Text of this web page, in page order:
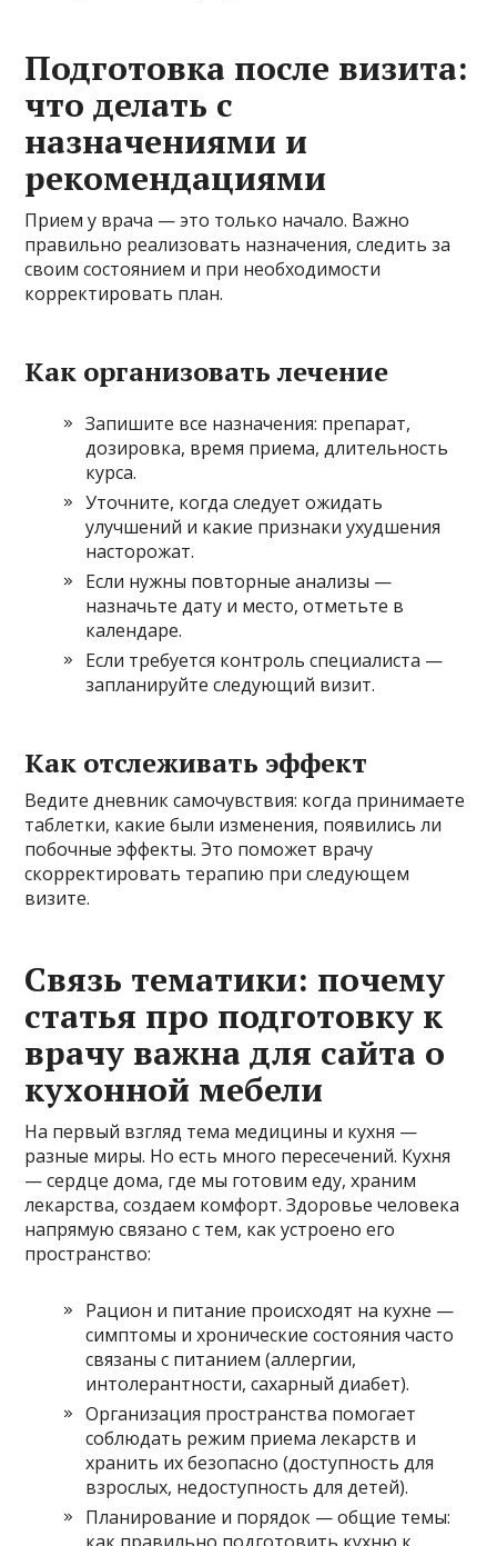
Подготовка после визита:
что делать с
назначениями и
рекомендациями
Прием у врача — это только начало. Важно
правильно реализовать назначения, следить за
своим состоянием и при необходимости
корректировать план.
Как организовать лечение
Запишите все назначения: препарат,
дозировка, время приема, длительность
курса.
Уточните, когда следует ожидать
улучшений и какие признаки ухудшения
насторожат.
Если нужны повторные анализы —
назначьте дату и место, отметьте в
календаре.
Если требуется контроль специалиста —
запланируйте следующий визит.
Как отслеживать эффект
Ведите дневник самочувствия: когда принимаете
таблетки, какие были изменения, появились ли
побочные эффекты. Это поможет врачу
скорректировать терапию при следующем
визите.
Связь тематики: почему
статья про подготовку к
врачу важна для сайта о
кухонной мебели
На первый взгляд тема медицины и кухня —
разные миры. Но есть много пересечений. Кухня
— сердце дома, где мы готовим еду, храним
лекарства, создаем комфорт. Здоровье человека
напрямую связано с тем, как устроено его
пространство:
Рацион и питание происходят на кухне —
симптомы и хронические состояния часто
связаны с питанием (аллергии,
интолерантности, сахарный диабет).
Организация пространства помогает
соблюдать режим приема лекарств и
хранить их безопасно (доступность для
взрослых, недоступность для детей).
Планирование и порядок — общие темы: